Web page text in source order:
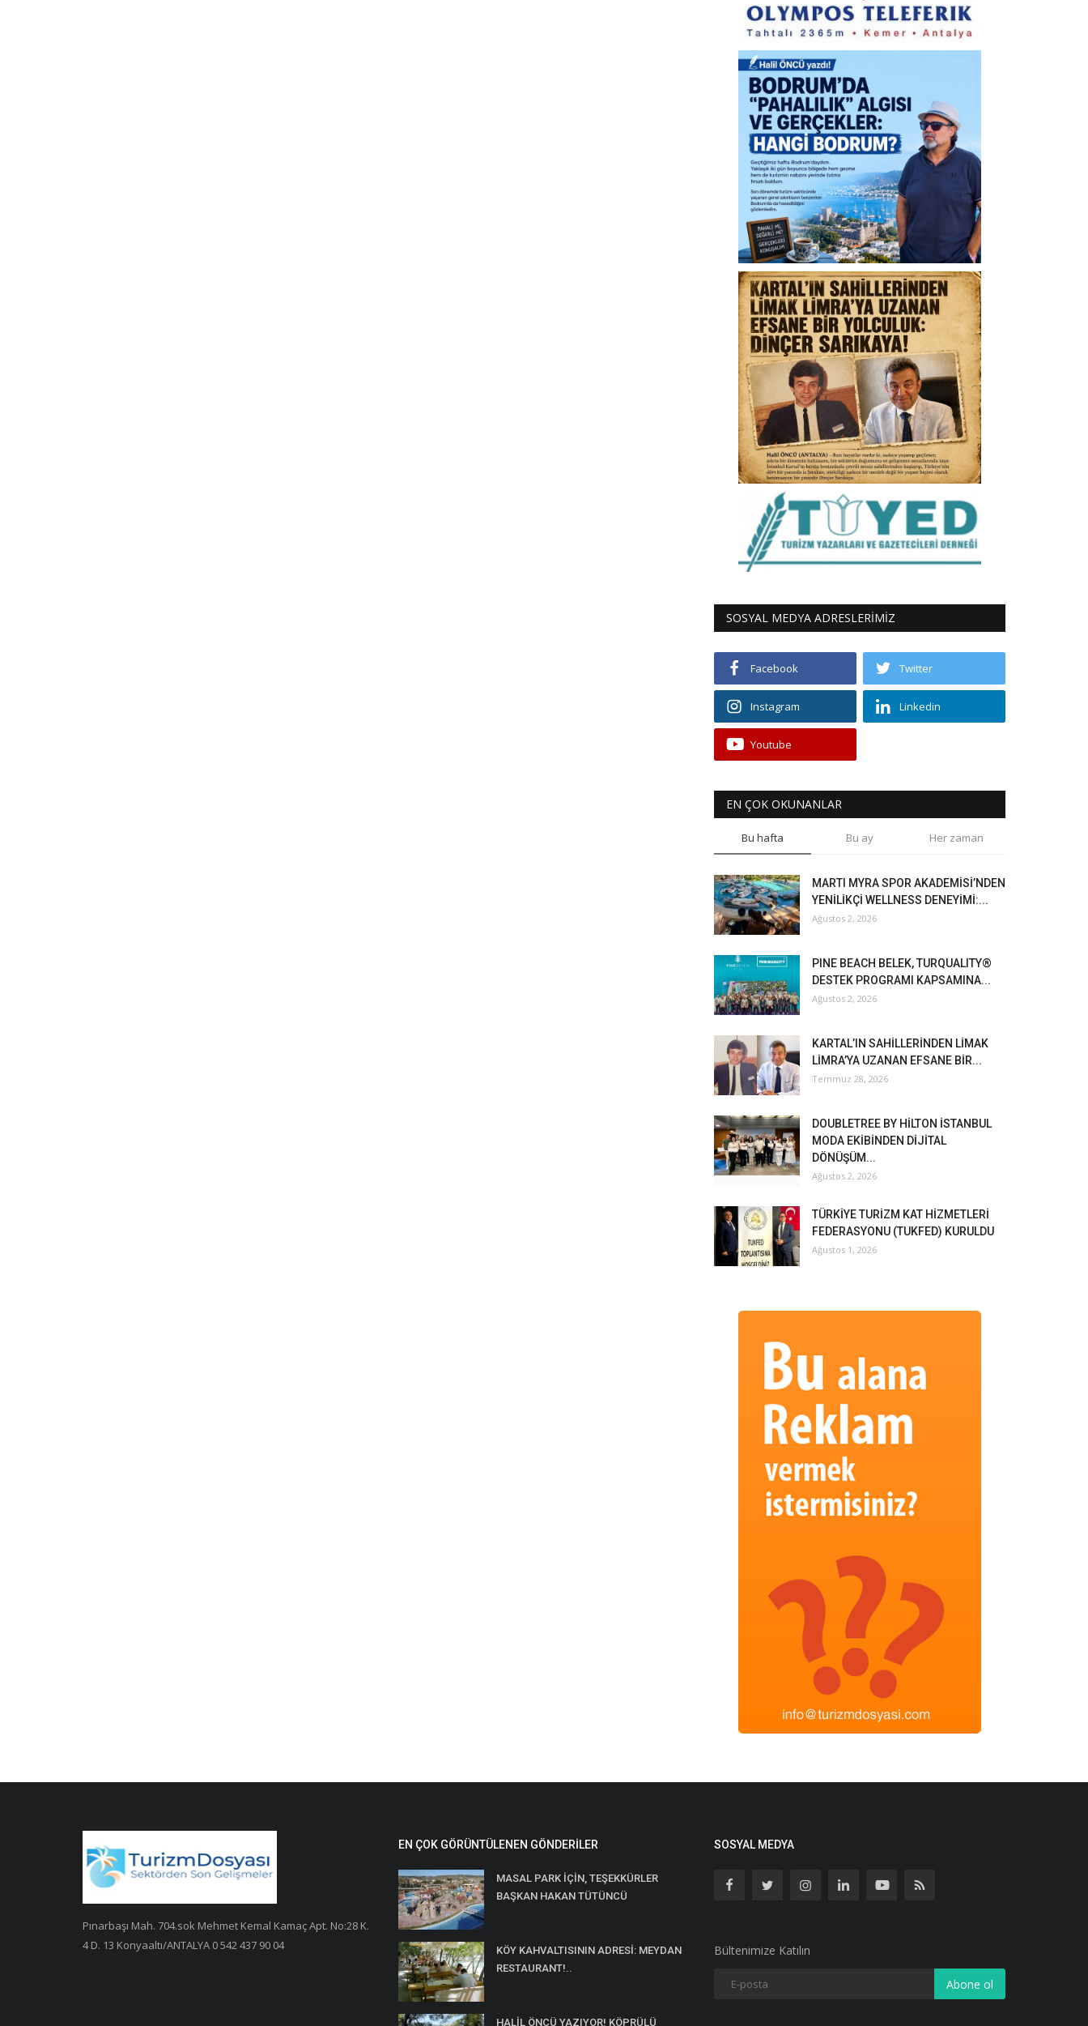
SOSYAL MEDYA ADRESLERİMİZ
Facebook Twitter
Instagram Linkedin
Youtube
EN ÇOK OKUNANLAR
Bu hafta Bu ay Her zaman
MARTI MYRA SPOR AKADEMİSİ’NDEN
YENİLİKÇİ WELLNESS DENEYİMİ:...
Ağustos 2, 2026
PINE BEACH BELEK, TURQUALITY®
DESTEK PROGRAMI KAPSAMINA...
Ağustos 2, 2026
KARTAL’IN SAHİLLERİNDEN LİMAK
LİMRA’YA UZANAN EFSANE BİR...
Temmuz 28, 2026
DOUBLETREE BY HİLTON İSTANBUL
MODA EKİBİNDEN DİJİTAL
DÖNÜŞÜM...
Ağustos 2, 2026
TÜRKİYE TURİZM KAT HİZMETLERİ
FEDERASYONU (TUKFED) KURULDU
Ağustos 1, 2026
Pınarbaşı Mah. 704.sok Mehmet Kemal Kamaç Apt. No:28 K.
4 D. 13 Konyaaltı/ANTALYA 0 542 437 90 04
EN ÇOK GÖRÜNTÜLENEN GÖNDERILER
MASAL PARK İÇİN, TEŞEKKÜRLER
BAŞKAN HAKAN TÜTÜNCÜ
KÖY KAHVALTISININ ADRESİ: MEYDAN
RESTAURANT!..
HALİL ÖNCÜ YAZIYOR! KÖPRÜLÜ
SOSYAL MEDYA
Bültenimize Katılın
Abone ol